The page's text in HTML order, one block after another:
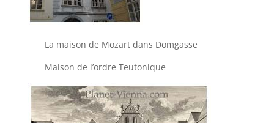
La maison de Mozart dans Domgasse
Maison de l’ordre Teutonique